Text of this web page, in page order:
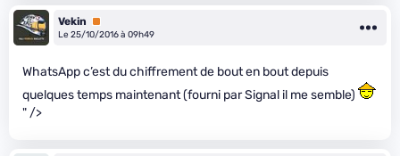
Vekin
Premium
Le 25/10/2016 à 09h49
WhatsApp c’est du chiffrement de bout en bout depuis
quelques temps maintenant (fourni par Signal il me semble)
" />